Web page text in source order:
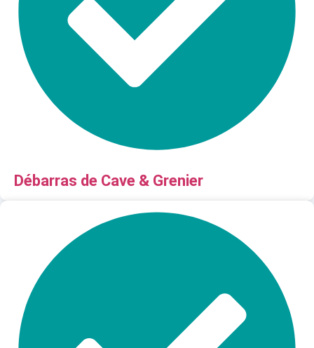
Débarras de Cave & Grenier